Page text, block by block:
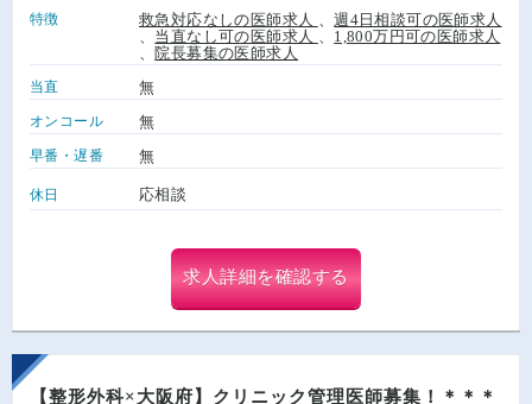
特徴 救急対応なしの医師求人 、週4日相談可の医師求人
当直なし可の医師求人
1,800万円可の医師求人
院長募集の医師求人
当直 無
オンコール 無
早番・遅番 無
休日 応相談
求人詳細を確認する
【整形外科×大阪府】クリニック管理医師募集！＊＊＊